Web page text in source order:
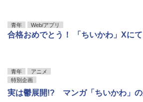
青年 Web/アプリ
合格おめでとう！ 「ちいかわ」Xに
青年
アニメ
特別企画
実は鬱展開!? マンガ「ちいかわ」の